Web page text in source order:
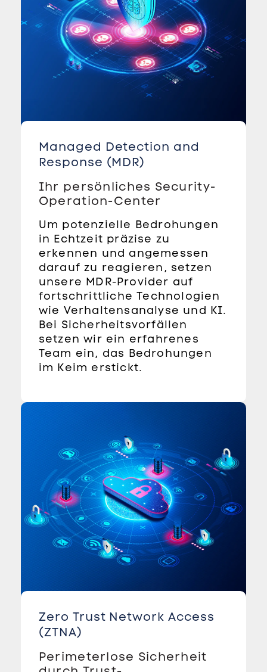
Managed Detection and
Response (MDR)
Ihr persönliches Security-
Operation-Center
Um potenzielle Bedrohungen
in Echtzeit präzise zu
erkennen und angemessen
darauf zu reagieren, setzen
unsere MDR-Provider auf
fortschrittliche Technologien
wie Verhaltensanalyse und KI.
Bei Sicherheitsvorfällen
setzen wir ein erfahrenes
Team ein, das Bedrohungen
im Keim erstickt.
Zero Trust Network Access
(ZTNA)
Perimeterlose Sicherheit